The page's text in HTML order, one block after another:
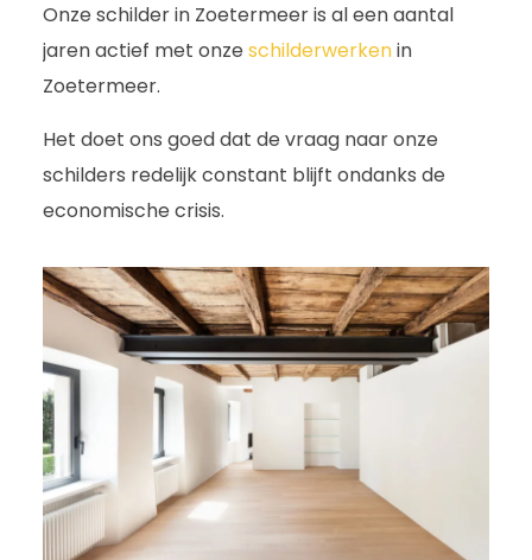
Onze schilder in Zoetermeer is al een aantal
jaren actief met onze schilderwerkenin
Zoetermeer.
Het doet ons goed dat de vraag naar onze
schilders redelijk constant blijft ondanks de
economische crisis.